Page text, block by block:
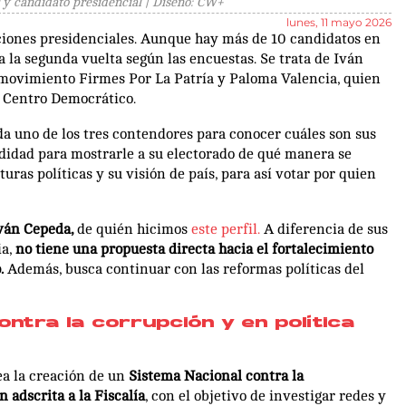
lunes, 11 mayo 2026
presidenciales. Aunque hay más de 10 candidatos en
segunda vuelta según las encuestas. Se trata de Iván
Firmes Por La Patría y Paloma Valencia, quien
Democrático.
uno de los tres contendores para conocer cuáles son sus
para mostrarle a su electorado de qué manera se
políticas y su visión de país, para así votar por quien
Cepeda,de quién hicimos este perfil. A diferencia de sus
no tiene una propuesta directa hacia el fortalecimiento
Además, busca continuar con las reformas políticas del
la corrupción y en política
la creación de un Sistema Nacional contra la
adscrita a la Fiscalía, con el objetivo de investigar redes y